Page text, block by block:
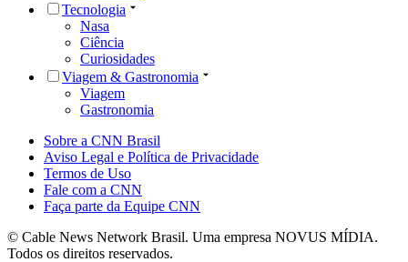
Tecnologia
Nasa
Ciência
Curiosidades
Viagem & Gastronomia
Viagem
Gastronomia
Sobre a CNN Brasil
Aviso Legal e Política de Privacidade
Termos de Uso
Fale com a CNN
Faça parte da Equipe CNN
© Cable News Network Brasil. Uma empresa NOVUS MÍDIA.
Todos os direitos reservados.